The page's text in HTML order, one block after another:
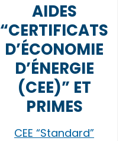
AIDES
“CERTIFICATS
D’ÉCONOMIE
D’ÉNERGIE
(CEE)” ET
PRIMES
CEE “Standard”